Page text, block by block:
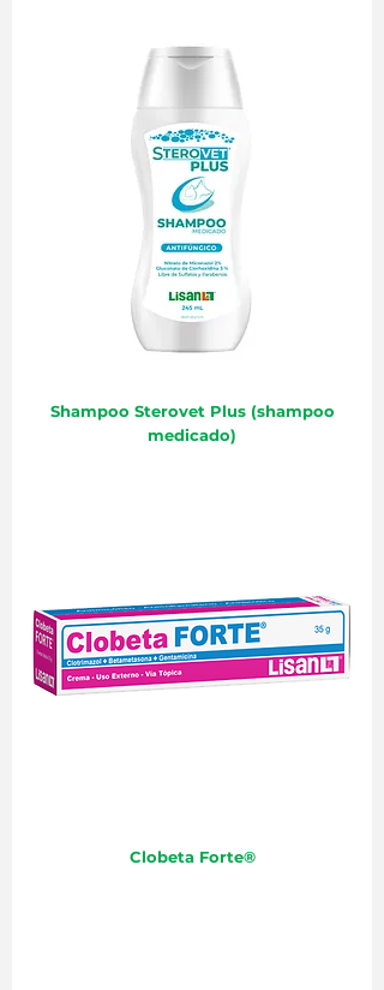
Shampoo Sterovet Plus (shampoo
medicado)
Clobeta Forte®